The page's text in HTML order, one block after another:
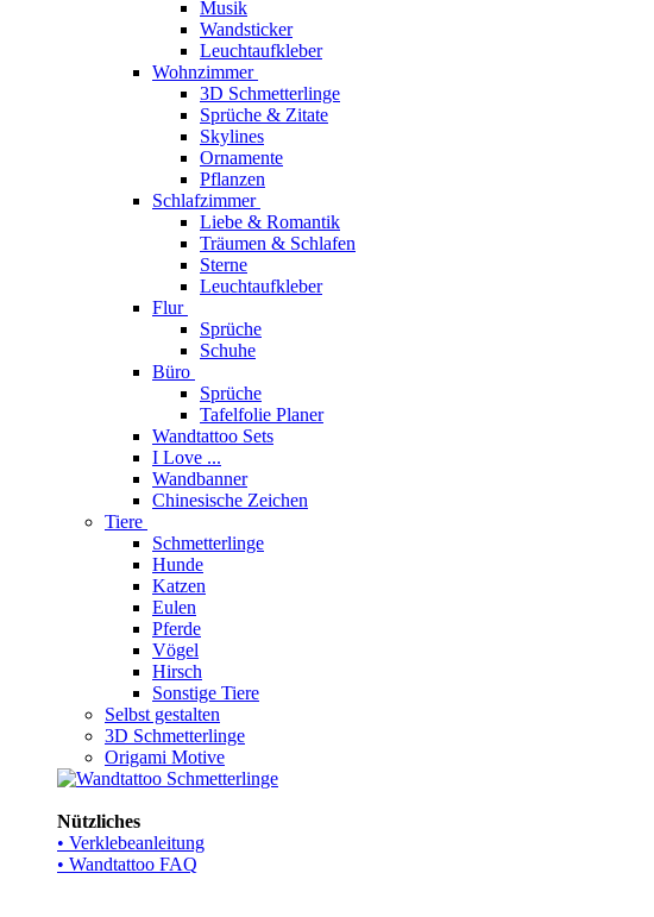
Musik
Wandsticker
Leuchtaufkleber
Wohnzimmer
3D Schmetterlinge
Sprüche & Zitate
Skylines
Ornamente
Pflanzen
Schlafzimmer
Liebe & Romantik
Träumen & Schlafen
Sterne
Leuchtaufkleber
Flur
Sprüche
Schuhe
Büro
Sprüche
Tafelfolie Planer
Wandtattoo Sets
I Love ...
Wandbanner
Chinesische Zeichen
Tiere
Schmetterlinge
Hunde
Katzen
Eulen
Pferde
Vögel
Hirsch
Sonstige Tiere
Selbst gestalten
3D Schmetterlinge
Origami Motive
Nützliches
• Verklebeanleitung
• Wandtattoo FAQ